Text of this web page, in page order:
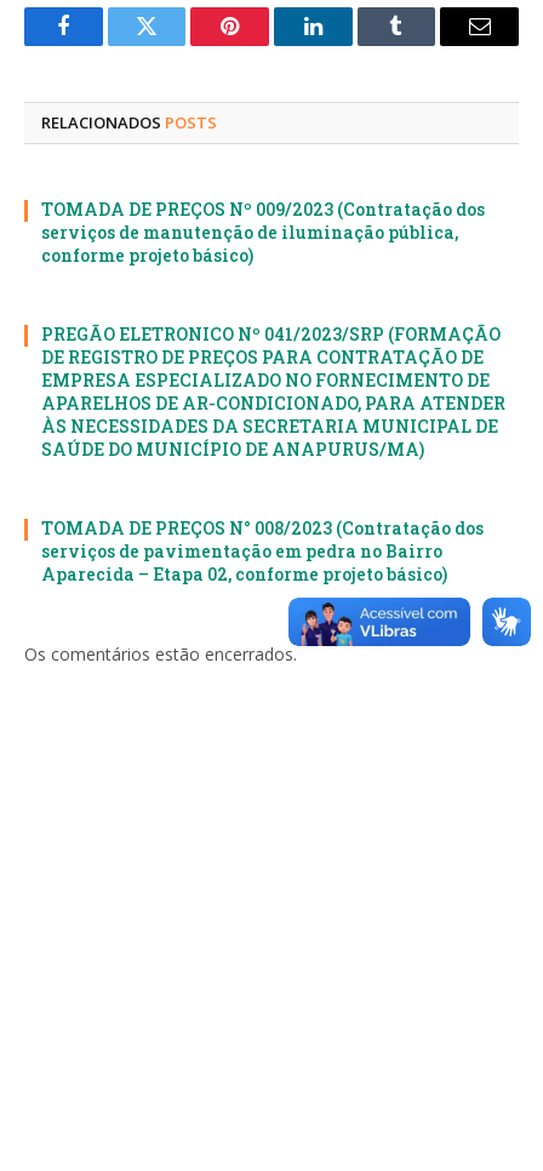
FacebookTwitter Pinterest LinkedInTumblr
E-
RELACIONADOS POSTS
TOMADA DE PREÇOS Nº 009/2023 (Contratação dos
serviços de manutenção de iluminação pública,
conforme projeto básico)
PREGÃO ELETRONICO Nº 041/2023/SRP (FORMAÇÃO
DE REGISTRO DE PREÇOS PARA CONTRATAÇÃO DE
EMPRESA ESPECIALIZADO NO FORNECIMENTO DE
APARELHOS DE AR-CONDICIONADO, PARA ATENDER
ÀS NECESSIDADES DA SECRETARIA MUNICIPAL DE
SAÚDE DO MUNICÍPIO DE ANAPURUS/MA)
TOMADA DE PREÇOS N° 008/2023 (Contratação dos
serviços de pavimentação em pedra no Bairro
Aparecida – Etapa 02, conforme projeto básico)
Os comentários estão encerrados.